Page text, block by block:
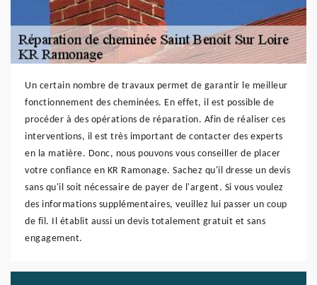
Un certain nombre de travaux permet de garantir le meilleur
fonctionnement des cheminées. En effet, il est possible de
procéder à des opérations de réparation. Afin de réaliser ces
interventions, il est très important de contacter des experts
en la matière. Donc, nous pouvons vous conseiller de placer
votre confiance en KR Ramonage. Sachez qu'il dresse un devis
sans qu'il soit nécessaire de payer de l'argent. Si vous voulez
des informations supplémentaires, veuillez lui passer un coup
de fil. Il établit aussi un devis totalement gratuit et sans
engagement.